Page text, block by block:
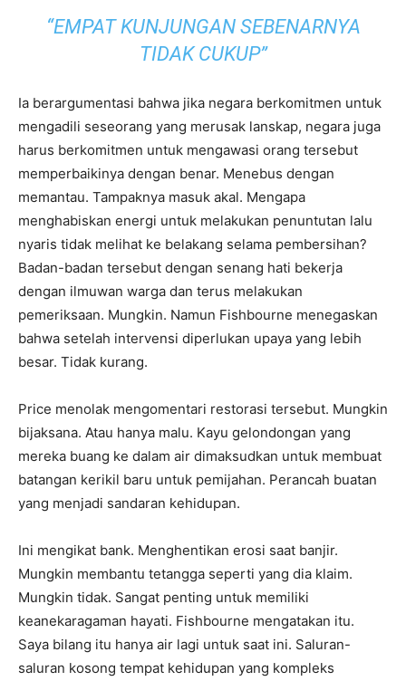
“EMPAT KUNJUNGAN SEBENARNYA
TIDAK CUKUP”
Ia berargumentasi bahwa jika negara berkomitmen untuk
mengadili seseorang yang merusak lanskap, negara juga
harus berkomitmen untuk mengawasi orang tersebut
memperbaikinya dengan benar. Menebus dengan
memantau. Tampaknya masuk akal. Mengapa
menghabiskan energi untuk melakukan penuntutan lalu
nyaris tidak melihat ke belakang selama pembersihan?
Badan-badan tersebut dengan senang hati bekerja
dengan ilmuwan warga dan terus melakukan
pemeriksaan. Mungkin. Namun Fishbourne menegaskan
bahwa setelah intervensi diperlukan upaya yang lebih
besar. Tidak kurang.
Price menolak mengomentari restorasi tersebut. Mungkin
bijaksana. Atau hanya malu. Kayu gelondongan yang
mereka buang ke dalam air dimaksudkan untuk membuat
batangan kerikil baru untuk pemijahan. Perancah buatan
yang menjadi sandaran kehidupan.
Ini mengikat bank. Menghentikan erosi saat banjir.
Mungkin membantu tetangga seperti yang dia klaim.
Mungkin tidak. Sangat penting untuk memiliki
keanekaragaman hayati. Fishbourne mengatakan itu.
Saya bilang itu hanya air lagi untuk saat ini. Saluran-
saluran kosong tempat kehidupan yang kompleks